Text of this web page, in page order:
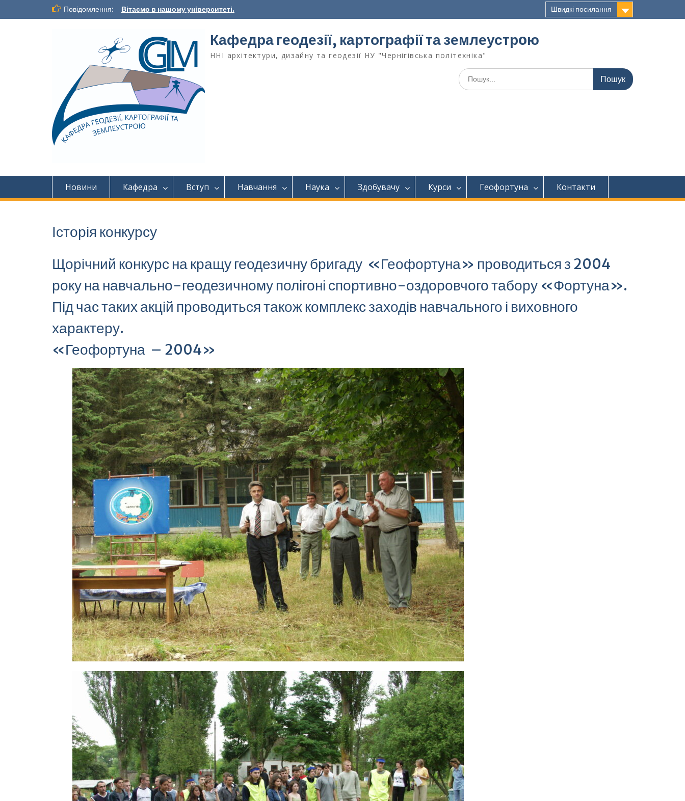
Повідомлення: Вітаємо в нашому університеті. Швидкі посилання
Кафедра геодезії, картографії та землеустрoю
ННІ архітектури, дизайну та геодезії НУ "Чернігівська політехніка"
Новини Кафедра Вступ Навчання Наука Здобувачу Курси Геофортуна Контакти
Історія конкурсу
Щорічний конкурс на кращу геодезичну бригаду «Геофортуна» проводиться з 2004
року на навчально-геодезичному полігоні спортивно-оздоровчого табору «Фортуна».
Під час таких акцій проводиться також комплекс заходів навчального і виховного
характеру.
«Геофортуна – 2004»